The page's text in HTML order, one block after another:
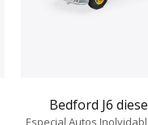
Bedford J6
Especial Autos